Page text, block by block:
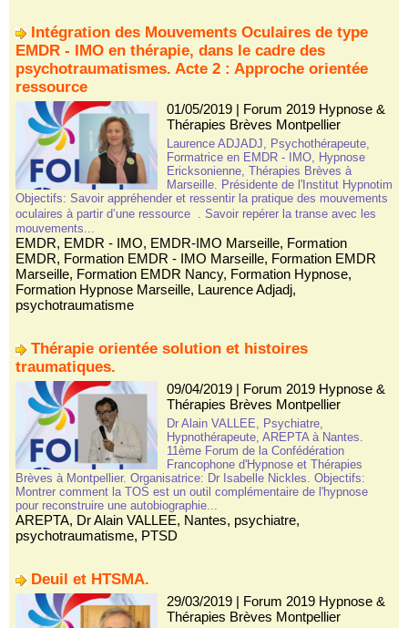
Intégration des Mouvements Oculaires de type
EMDR - IMO en thérapie, dans le cadre des
psychotraumatismes. Acte 2 : Approche orientée
ressource
01/05/2019| Forum 2019 Hypnose &
Thérapies Brèves Montpellier
Laurence ADJADJ, Psychothérapeute,
Formatrice en EMDR - IMO, Hypnose
Ericksonienne, Thérapies Brèves à
Marseille. Présidente de l'Institut Hypnotim
Objectifs: Savoir appréhender et ressentir la pratique des mouvements
oculaires à partir d’une ressource . Savoir repérer la transe avec les
mouvements...
EMDR, EMDR - IMO, EMDR-IMO Marseille, Formation
EMDR, Formation EMDR - IMO Marseille, Formation EMDR
Marseille, Formation EMDR Nancy, Formation Hypnose,
Formation Hypnose Marseille, Laurence Adjadj,
psychotraumatisme
Thérapie orientée solution et histoires
traumatiques.
09/04/2019| Forum 2019 Hypnose &
Thérapies Brèves Montpellier
Dr Alain VALLEE, Psychiatre,
Hypnothérapeute, AREPTA à Nantes.
11ème Forum de la Confédération
Francophone d'Hypnose et Thérapies
Brèves à Montpellier. Organisatrice: Dr Isabelle Nickles. Objectifs:
Montrer comment la TOS est un outil complémentaire de l'hypnose
pour reconstruire une autobiographie...
AREPTA, Dr Alain VALLEE, Nantes, psychiatre,
psychotraumatisme, PTSD
Deuil et HTSMA.
29/03/2019| Forum 2019 Hypnose &
Thérapies Brèves Montpellier